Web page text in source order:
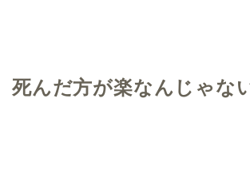
死んだ方が楽なんじゃな